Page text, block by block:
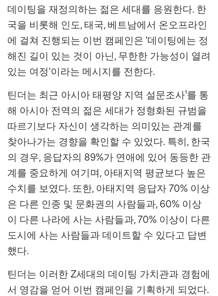
데이팅을 재정의하는 젊은 세대를 응원한다. 한
국을 비롯해 인도, 태국, 베트남에서 온오프라인
에 걸쳐 진행되는 이번 캠페인은 ‘데이팅에는 정
해진 길이 있는 것이 아닌, 무한한 가능성이 열려
있는 여정’이라는 메시지를 전한다.
틴더는 최근 아시아 태평양 지역 설문조사¹를 통
해 아시아 전역의 젊은 세대가 정형화된 규범을
따르기보다 자신이 생각하는 의미있는 관계를
찾아나가는 경향을 확인할 수 있었다. 특히, 한국
의 경우, 응답자의 89%가 연애에 있어 동등한 관
계를 중요하게 여기며, 아태지역 평균보다 높은
수치를 보였다. 또한, 아태지역 응답자 70% 이상
은 다른 인종 및 문화권의 사람들과, 60% 이상
이 다른 나라에 사는 사람들과, 70% 이상이 다른
도시에 사는 사람들과 데이트할 수 있다고 답변
했다.
틴더는 이러한 Z세대의 데이팅 가치관과 경험에
서 영감을 얻어 이번 캠페인을 기획하게 되었다.